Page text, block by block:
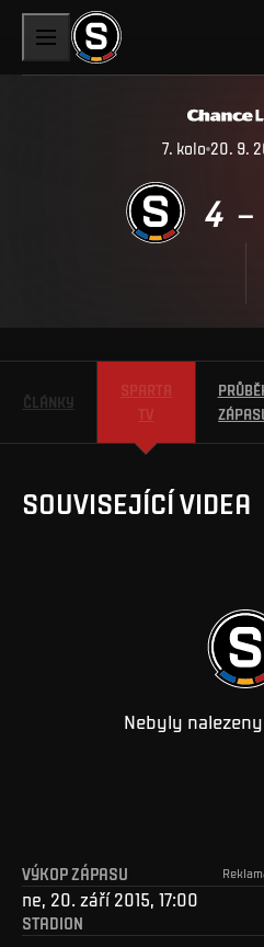
7. kolo 20. 9.
4 –
ČLÁNKY
SPARTA
TV
SOUVISEJÍCÍ VIDEA
Nebyly
VÝKOP ZÁPASU
ne, 20. září 2015, 17:00
STADION